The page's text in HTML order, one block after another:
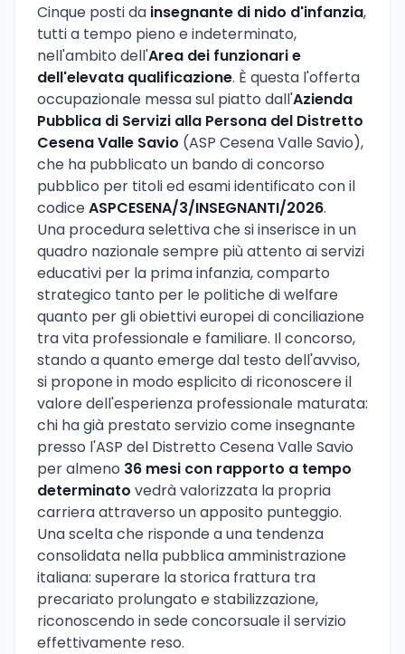
Cinque posti da insegnante di nido d'infanzia,
tutti a tempo pieno e indeterminato,
nell'ambito dell'Area dei funzionari e
dell'elevata qualificazione. È questa l'offerta
occupazionale messa sul piatto dall'Azienda
Pubblica di Servizi alla Persona del Distretto
Cesena Valle Savio (ASP Cesena Valle Savio),
che ha pubblicato un bando di concorso
pubblico per titoli ed esami identificato con il
codiceASPCESENA/3/INSEGNANTI/2026.
Una procedura selettiva che si inserisce in un
quadro nazionale sempre più attento ai servizi
educativi per la prima infanzia, comparto
strategico tanto per le politiche di welfare
quanto per gli obiettivi europei di conciliazione
tra vita professionale e familiare. Il concorso,
stando a quanto emerge dal testo dell'avviso,
si propone in modo esplicito di riconoscere il
valore dell'esperienza professionale maturata:
chi ha già prestato servizio come insegnante
presso l'ASP del Distretto Cesena Valle Savio
per almeno 36 mesi con rapporto a tempo
determinato vedrà valorizzata la propria
carriera attraverso un apposito punteggio.
Una scelta che risponde a una tendenza
consolidata nella pubblica amministrazione
italiana: superare la storica frattura tra
precariato prolungato e stabilizzazione,
riconoscendo in sede concorsuale il servizio
effettivamente reso.